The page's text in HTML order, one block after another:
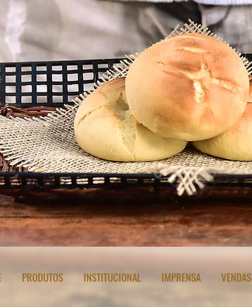
PRODUTOS INSTITUCIONAL IMPRENSA VENDAS